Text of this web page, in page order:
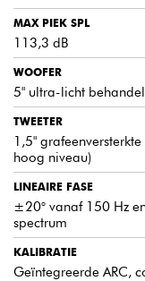
AUTOMATISCHE
Dankzij ARC past de
optimale weergave
soepele en
DESKUNDIGE
Een
voor
Uitstekende
het ARC
MAX PIEK SPL
113,3 dB
WOOFER
5" ultra-licht
TWEETER
1,5"
hoog niveau)
LINEAIRE FASE
±20° vanaf 150 Hz
spectrum
KALIBRATIE
Geïntegreerde ARC,